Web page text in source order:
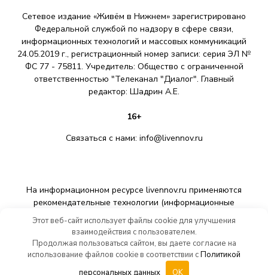
Сетевое издание «Живём в Нижнем» зарегистрировано
Федеральной службой по надзору в сфере связи,
информационных технологий и массовых коммуникаций
24.05.2019 г., регистрационный номер записи: серия ЭЛ №
ФС 77 - 75811. Учредитель: Общество с ограниченной
ответственностью "Телеканал "Диалог". Главный
редактор: Шадрин A.E.
16+
Связаться с нами: info@livennov.ru
На информационном ресурсе livennov.ru применяются
рекомендательные технологии (информационные
технологии предоставления информации на основе сбора,
систематизации и анализа сведений, относящихся к
предпочтениям пользователей сети «Интернет»,
находящихся на территории Российской Федерации).
Этот веб-сайт использует файлы cookie для улучшения
взаимодействия с пользователем.
Продолжая пользоваться сайтом, вы даете согласие на
использование файлов cookie в соответствии сПолитикой
персональных данных